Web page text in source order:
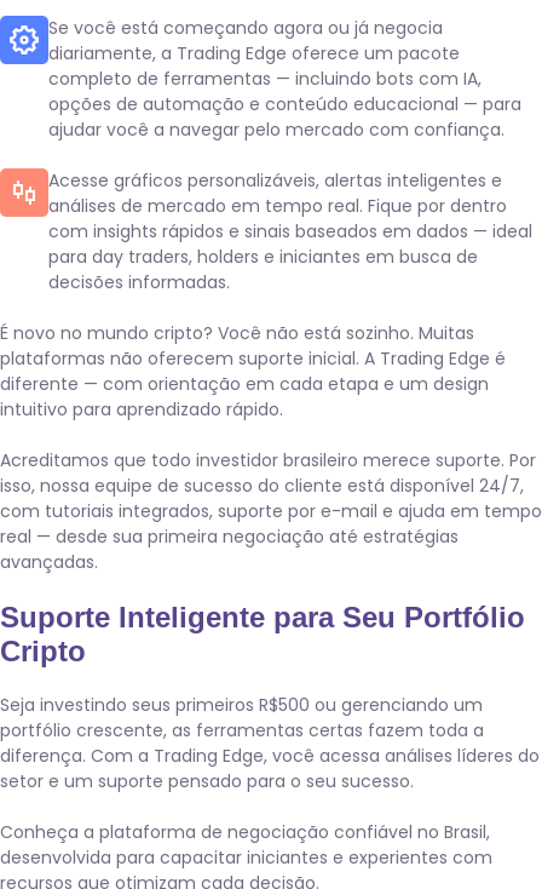
Se você está começando agora ou já negocia
diariamente, a Trading Edge oferece um pacote
completo de ferramentas — incluindo bots com IA,
opções de automação e conteúdo educacional — para
ajudar você a navegar pelo mercado com confiança.
Acesse gráficos personalizáveis, alertas inteligentes e
análises de mercado em tempo real. Fique por dentro
com insights rápidos e sinais baseados em dados — ideal
para day traders, holders e iniciantes em busca de
decisões informadas.
É novo no mundo cripto? Você não está sozinho. Muitas
plataformas não oferecem suporte inicial. A Trading Edge é
diferente — com orientação em cada etapa e um design
intuitivo para aprendizado rápido.
Acreditamos que todo investidor brasileiro merece suporte. Por
isso, nossa equipe de sucesso do cliente está disponível 24/7,
com tutoriais integrados, suporte por e-mail e ajuda em tempo
real — desde sua primeira negociação até estratégias
avançadas.
Suporte Inteligente para Seu Portfólio
Cripto
Seja investindo seus primeiros R$500 ou gerenciando um
portfólio crescente, as ferramentas certas fazem toda a
diferença. Com a Trading Edge, você acessa análises líderes do
setor e um suporte pensado para o seu sucesso.
Conheça a plataforma de negociação confiável no Brasil,
desenvolvida para capacitar iniciantes e experientes com
recursos que otimizam cada decisão.